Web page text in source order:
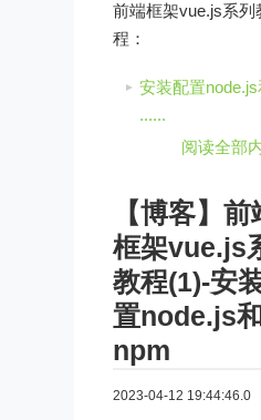
前端框架vue.js系列
程：
安装配置node.js
......
阅读全部
【博客】前
框架vue.js
教程(1)-安
置node.js
npm
2023-04-12 19:44:46.0